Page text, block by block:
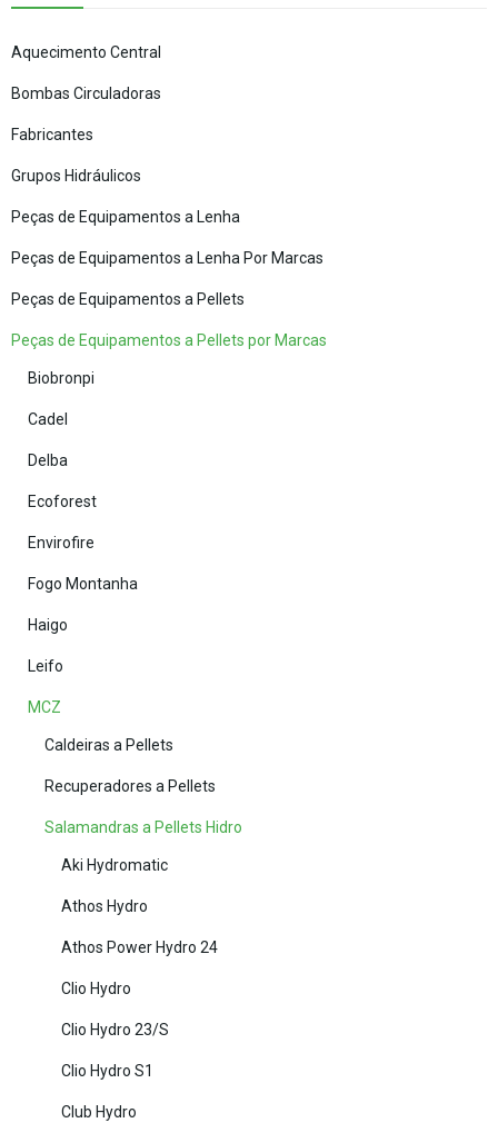
Aquecimento Central
Bombas Circuladoras
Fabricantes
Grupos Hidráulicos
Peças de Equipamentos a Lenha
Peças de Equipamentos a Lenha Por Marcas
Peças de Equipamentos a Pellets
Peças de Equipamentos a Pellets por Marcas
Biobronpi
Cadel
Delba
Ecoforest
Envirofire
Fogo Montanha
Haigo
Leifo
MCZ
Caldeiras a Pellets
Recuperadores a Pellets
Salamandras a Pellets Hidro
Aki Hydromatic
Athos Hydro
Athos Power Hydro 24
Clio Hydro
Clio Hydro 23/S
Clio Hydro S1
Club Hydro